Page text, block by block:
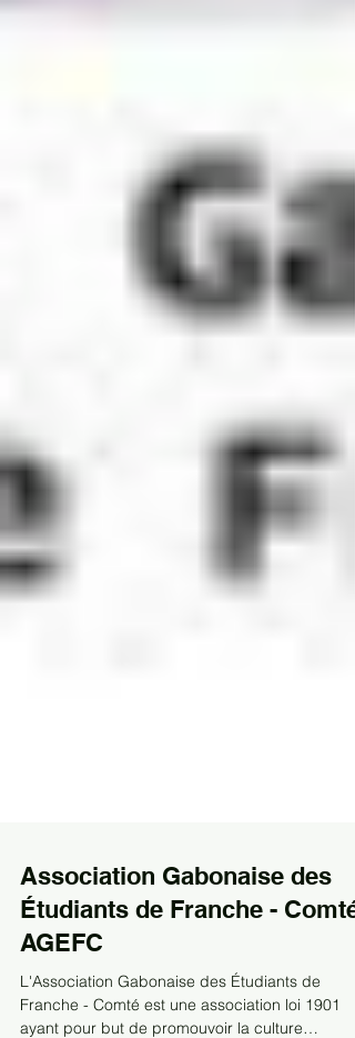
Association Gabonaise des
Étudiants de Franche - Comté
AGEFC